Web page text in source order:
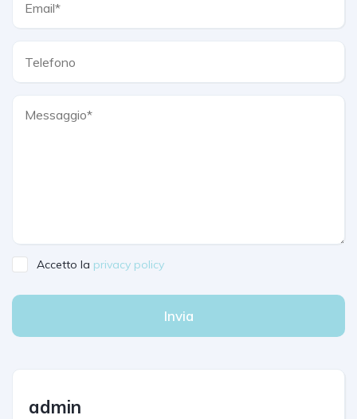
Accetto la privacy policy
Invia
admin